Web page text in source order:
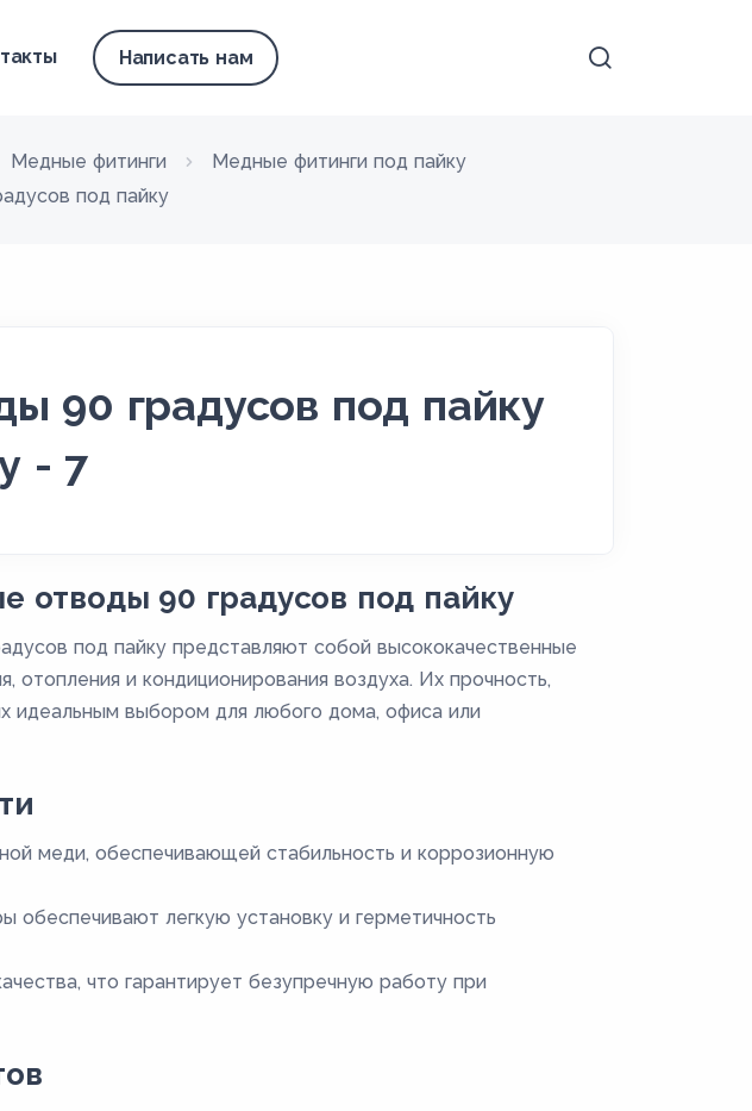
Написать нам
Медные фитинги
Медные фитинги под пайку
под пайку
90 градусов под пайку
- 7
отводы 90 градусов под пайку
под пайку представляют собой высококачественные
отопления и кондиционирования воздуха. Их прочность,
идеальным выбором для любого дома, офиса или
меди, обеспечивающей стабильность и коррозионную
обеспечивают легкую установку и герметичность
что гарантирует безупречную работу при